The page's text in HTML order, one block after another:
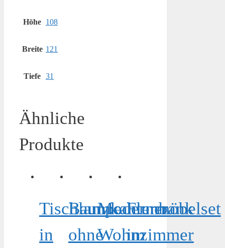
Höhe 108
Breite 121
Tiefe 31
Ähnliche
Produkte
Tischlampe
in
Baumkantenbank
ohne
Moderner
Wohnzimmer
Flurmöbelset
im